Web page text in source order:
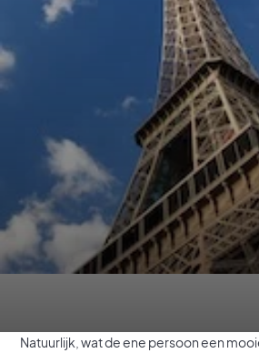
Natuurlijk, wat de ene persoon een